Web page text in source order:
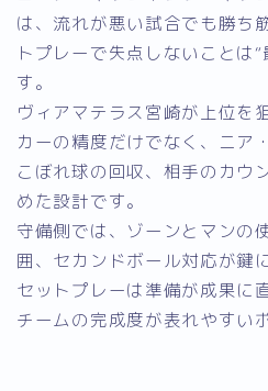
は、流れが悪い試合でも勝ち
トプレーで失点しないことは
す。
ヴィアマテラス宮崎が上位を
カーの精度だけでなく、ニア
こぼれ球の回収、相手のカウ
めた設計です。
守備側では、ゾーンとマンの
囲、セカンドボール対応が鍵
セットプレーは準備が成果に
チームの完成度が表れやすい